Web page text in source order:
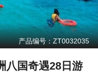
产品编号：ZT0032035
八国奇遇28日游